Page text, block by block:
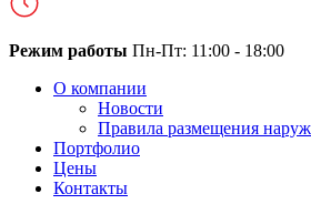
Режим работы Пн-Пт: 11:00 - 18:00
О компании
Новости
Правила размещения
Портфолио
Цены
Контакты